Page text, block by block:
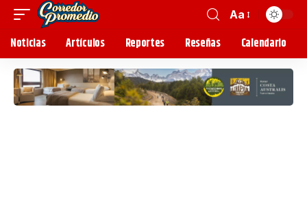
Aa
Noticias Artículos Reportes Reseñas Calendario